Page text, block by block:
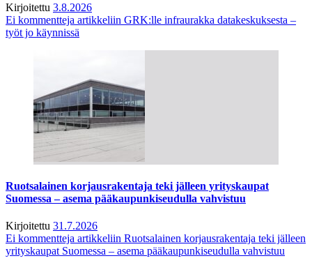
Kirjoitettu 3.8.2026
Ei kommentteja artikkeliin GRK:lle infraurakka datakeskuksesta –
työt jo käynnissä
Ruotsalainen korjausrakentaja teki jälleen yrityskaupat
Suomessa – asema pääkaupunkiseudulla vahvistuu
Kirjoitettu 31.7.2026
Ei kommentteja artikkeliin Ruotsalainen korjausrakentaja teki jälleen
yrityskaupat Suomessa – asema pääkaupunkiseudulla vahvistuu